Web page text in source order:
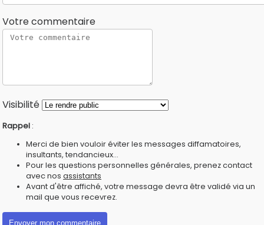
Votre commentaire
Visibilité
Rappel :
Merci de bien vouloir éviter les messages diffamatoires,
insultants, tendancieux...
Pour les questions personnelles générales, prenez contact
avec nos assistants
Avant d'être affiché, votre message devra être validé via un
mail que vous recevrez.